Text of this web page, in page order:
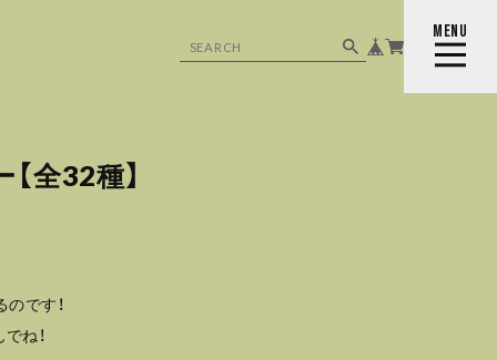
MENU
CLOSE
全32種】
です！
ね！